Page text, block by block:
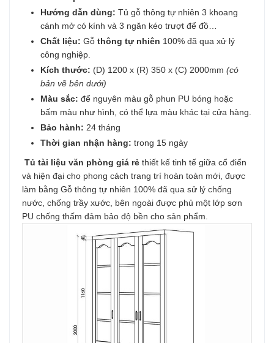
Hướng dẫn dùng: Tủ gỗ thông tự nhiên 3 khoang
cánh mở có kính và 3 ngăn kéo trượt để đồ…
Chất liệu: Gỗ thông tự nhiên 100% đã qua xử lý
công nghiệp.
Kích thước: (D) 1200 x (R) 350 x (C) 2000mm (có
bản vẽ bên dưới)
Màu sắc: để nguyên màu gỗ phun PU bóng hoặc
bấm màu như hình, có thể lựa màu khác tại cửa hàng.
Bảo hành: 24 tháng
Thời gian nhận hàng: trong 15 ngày
Tủ tài liệu văn phòng giá rẻ thiết kế tinh tế giữa cổ điển
và hiện đại cho phong cách trang trí hoàn toàn mới, được
làm bằng Gỗ thông tự nhiên 100% đã qua sử lý chống
nước, chống trầy xước, bên ngoài được phủ một lớp sơn
PU chống thấm đảm bảo độ bền cho sản phẩm.